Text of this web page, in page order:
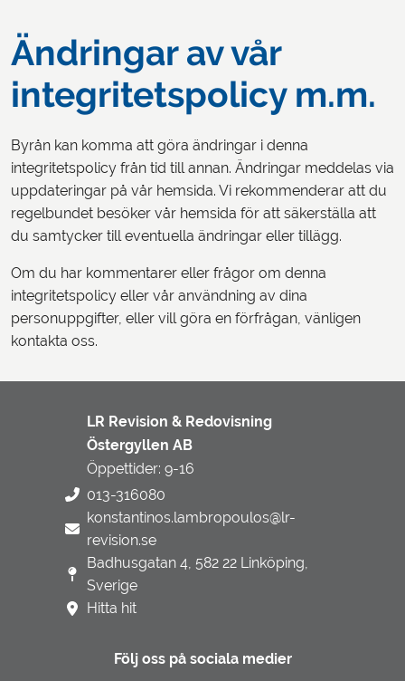
Ändringar av vår
integritetspolicy m.m.
Byrån kan komma att göra ändringar i denna
integritetspolicy från tid till annan. Ändringar meddelas via
uppdateringar på vår hemsida. Vi rekommenderar att du
regelbundet besöker vår hemsida för att säkerställa att
du samtycker till eventuella ändringar eller tillägg.
Om du har kommentarer eller frågor om denna
integritetspolicy eller vår användning av dina
personuppgifter, eller vill göra en förfrågan, vänligen
kontakta oss.
LR Revision & Redovisning
Östergyllen AB
Öppettider: 9-16
013-316080
konstantinos.lambropoulos@lr-
revision.se
Badhusgatan 4, 582 22 Linköping,
Sverige
Hitta hit
Följ oss på sociala medier